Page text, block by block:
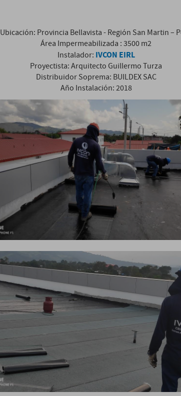
Ubicación: Provincia Bellavista - Región San Martin –
Área Impermeabilizada : 3500 m2
Instalador: IVCON EIRL
Proyectista: Arquitecto Guillermo Turza
Distribuidor Soprema: BUILDEX SAC
Año Instalación: 2018